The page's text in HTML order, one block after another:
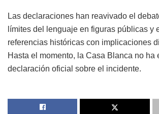
Las declaraciones han reavivado el
límites del lenguaje en figuras públicas y
referencias históricas con implicaciones
Hasta el momento, la Casa Blanca no ha
declaración oficial sobre el incidente.